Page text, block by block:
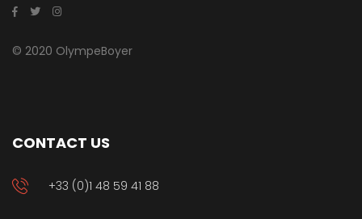
© 2020 OlympeBoyer
CONTACT US
+33 (0)1 48 59 41 88